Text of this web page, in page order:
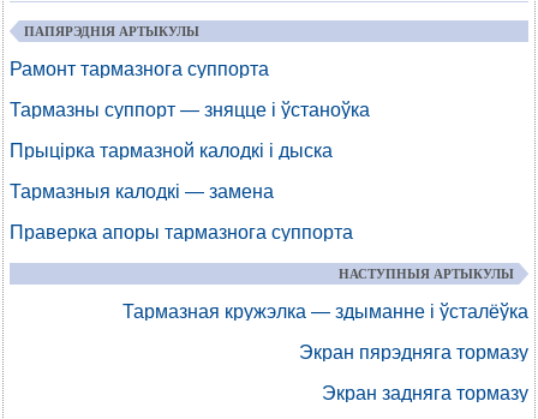
ПАПЯРЭДНІЯ АРТЫКУЛЫ
Рамонт тармазнога суппорта
Тармазны суппорт — зняцце і ўстаноўка
Прыцірка тармазной калодкі і дыска
Тармазныя калодкі — замена
Праверка апоры тармазнога суппорта
НАСТУПНЫЯ АРТЫКУЛЫ
Тармазная кружэлка — здыманне і ўсталёўка
Экран пярэдняга тормазу
Экран задняга тормазу